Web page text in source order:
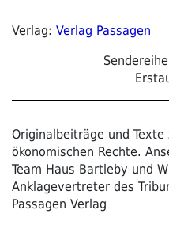
Verlag: Verlag Passagen
Originalbeiträge und
ökonomischen Rechte.
Team Haus Bartleby und
Anklagevertreter des
Passagen Verlag